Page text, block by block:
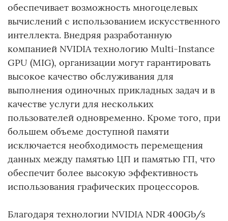
обеспечивает возможность многоцелевых
вычислений с использованием искусственного
интеллекта. Внедряя разработанную
компанией NVIDIA технологию Multi-Instance
GPU (MIG), организации могут гарантировать
высокое качество обслуживания для
выполнения одиночных прикладных задач и в
качестве услуги для нескольких
пользователей одновременно. Кроме того, при
большем объеме доступной памяти
исключается необходимость перемещения
данных между памятью ЦП и памятью ГП, что
обеспечит более высокую эффективность
использования графических процессоров.
Благодаря технологии NVIDIA NDR 400Gb/s